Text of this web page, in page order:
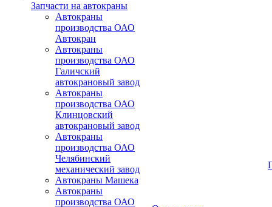
Запчасти на автокраны
Автокраны
производства ОАО
Автокран
Автокраны
производства ОАО
Галичский
автокрановый завод
Автокраны
производства ОАО
Клинцовский
автокрановый завод
Автокраны
производства ОАО
Челябинский
механический завод
Автокраны Машека
Автокраны
производства ОАО